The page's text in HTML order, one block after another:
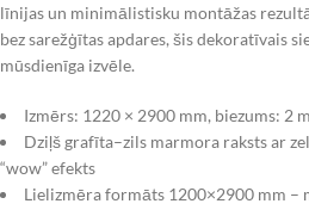
līnijas un minimālistisku montāžas
bez sarežģītas apdares, šis dekoratīvais
mūsdienīga izvēle.
Izmērs: 1220 × 2900 mm, biezums: 2
Dziļš grafīta–zils marmora raksts ar
“wow” efekts
Lielizmēra formāts 1200×2900 mm –